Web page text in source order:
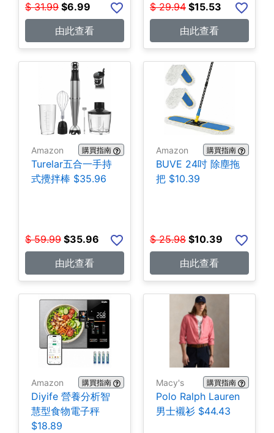
$ 31.99 $6.99
由此查看
$ 29.94 $15.53
由此查看
Amazon 購買指南
Turelar五合一手持
式攪拌棒 $35.96
$ 59.99 $35.96
由此查看
Amazon 購買指南
BUVE 24吋 除塵拖
把 $10.39
$ 25.98 $10.39
由此查看
Amazon 購買指南
Diyife 營養分析智
慧型食物電子秤
$18.89
Macy's 購買指南
Polo Ralph Lauren
男士襯衫 $44.43